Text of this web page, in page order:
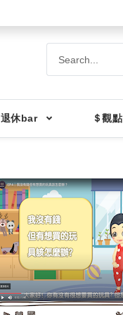
退休bar ＄觀點